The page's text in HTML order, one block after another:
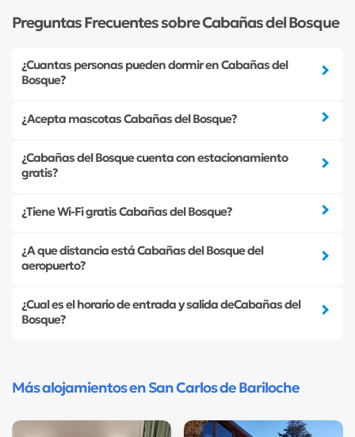
Preguntas Frecuentes sobre Cabañas del Bosque
¿Cuantas personas pueden dormir en Cabañas del
Bosque?
¿Acepta mascotas Cabañas del Bosque?
¿Cabañas del Bosque cuenta con estacionamiento
gratis?
¿Tiene Wi-Fi gratis Cabañas del Bosque?
¿A que distancia está Cabañas del Bosque del
aeropuerto?
¿Cual es el horario de entrada y salida deCabañas del
Bosque?
Más alojamientos en San Carlos de Bariloche